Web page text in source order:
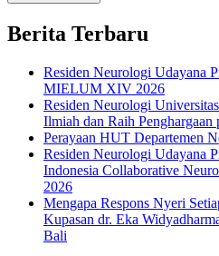
Berita Terbaru
Residen Neurologi Udayana
MIELUM XIV 2026
Residen Neurologi
Ilmiah dan Raih
Perayaan HUT Departemen
Residen Neurologi Udayana
Indonesia Collaborative
2026
Mengapa Respons Nyeri
Kupasan dr. Eka
Bali